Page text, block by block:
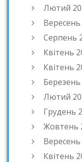
Лютий
Серпень
Квітень
Квітень
Березень
Лютий
Грудень
Жовтень
Вересень
Квітень